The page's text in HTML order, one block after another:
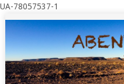
UA-78057537-1